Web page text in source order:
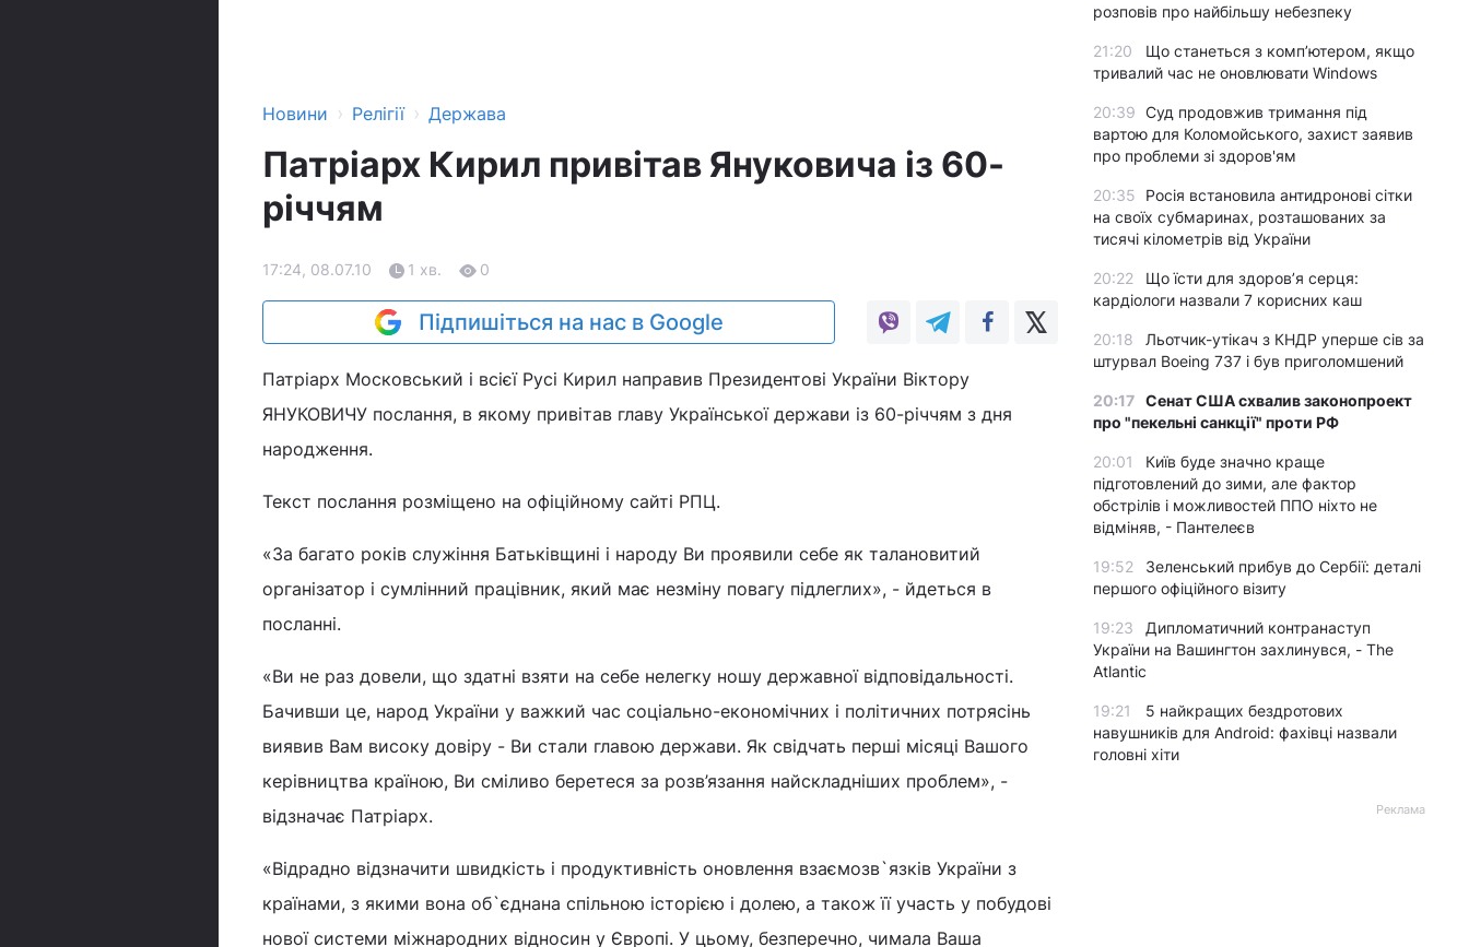
Новини › Релігії › Держава
Патріарх Кирил привітав Януковича із 60-
річчям
17:24, 08.07.10 1 хв. 0
Підпишіться на нас в Google
Патріарх Московський і всієї Русі Кирил направив Президентові України Віктору
ЯНУКОВИЧУ послання, в якому привітав главу Української держави із 60-річчям з дня
народження.
Текст послання розміщено на офіційному сайті РПЦ.
«За багато років служіння Батьківщині і народу Ви проявили себе як талановитий
організатор і сумлінний працівник, який має незміну повагу підлеглих», - йдеться в
посланні.
«Ви не раз довели, що здатні взяти на себе нелегку ношу державної відповідальності.
Бачивши це, народ України у важкий час соціально-економічних і політичних потрясінь
виявив Вам високу довіру - Ви стали главою держави. Як свідчать перші місяці Вашого
керівництва країною, Ви сміливо беретеся за розв’язання найскладніших проблем», -
відзначає Патріарх.
«Відрадно відзначити швидкість і продуктивність оновлення взаємозв`язків України з
країнами, з якими вона об`єднана спільною історією і долею, а також її участь у побудові
нової системи міжнародних відносин у Європі. У цьому, безперечно, чимала Ваша
розповів про найбільшу небезпеку
21:20
Що станеться з комп’ютером, якщо
тривалий час не оновлювати Windows
20:39 Суд продовжив тримання під
вартою для Коломойського, захист заявив
про проблеми зі здоров'ям
20:35
Росія встановила антидронові сітки
на своїх субмаринах, розташованих за
тисячі кілометрів від України
20:22
Що їсти для здоров’я серця:
кардіологи назвали 7 корисних каш
20:18
Льотчик-утікач з КНДР уперше сів за
штурвал Boeing 737 і був приголомшений
20:17 Сенат США схвалив законопроект
про "пекельні санкції" проти РФ
20:01
Київ буде значно краще
підготовлений до зими, але фактор
обстрілів і можливостей ППО ніхто не
відміняв, - Пантелеєв
19:52
Зеленський прибув до Сербії: деталі
першого офіційного візиту
19:23
Дипломатичний контранаступ
України на Вашингтон захлинувся, - The
Atlantic
19:21
5 найкращих бездротових
навушників для Android: фахівці назвали
головні хіти
Реклама